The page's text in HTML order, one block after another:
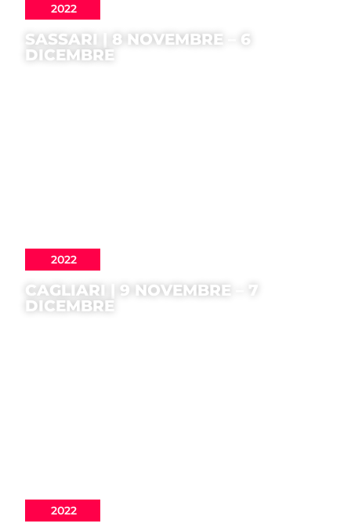
2022
SASSARI | 8 NOVEMBRE – 6
DICEMBRE
2022
CAGLIARI | 9 NOVEMBRE – 7
DICEMBRE
2022